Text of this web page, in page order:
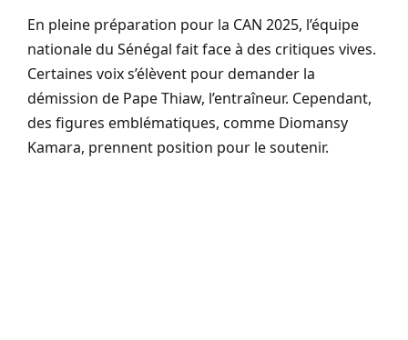
En pleine préparation pour la CAN 2025, l’équipe
nationale du Sénégal fait face à des critiques vives.
Certaines voix s’élèvent pour demander la
démission de Pape Thiaw, l’entraîneur. Cependant,
des figures emblématiques, comme Diomansy
Kamara, prennent position pour le soutenir.